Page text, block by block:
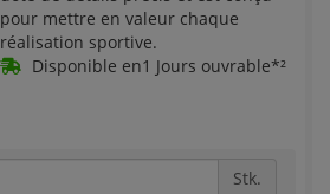
pour mettre en valeur chaque
réalisation sportive.
Disponible en1 Jours ouvrable*²
Stk.